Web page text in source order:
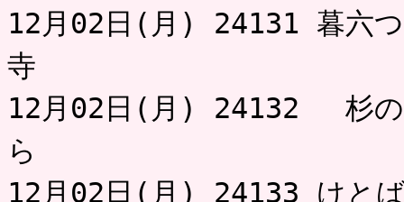
12月02日(月) 24131 暮六つ
寺
12月02日(月) 24132 杉の
ら は
12月02日(月) 24133 けとば